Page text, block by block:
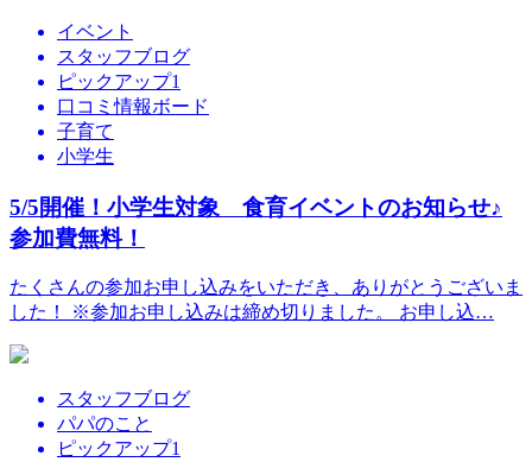
イベント
スタッフブログ
ピックアップ1
口コミ情報ボード
子育て
小学生
5/5開催！小学生対象 食育イベントのお知らせ♪
参加費無料！
たくさんの参加お申し込みをいただき、ありがとうございま
した！ ※参加お申し込みは締め切りました。 お申し込…
スタッフブログ
パパのこと
ピックアップ1